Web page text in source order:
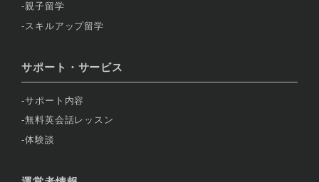
親子留学
スキルアップ留学
サポート・サービス
サポート内容
無料英会話レッスン
体験談